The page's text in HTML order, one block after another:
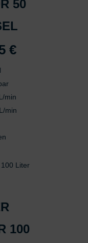
50
€
€Aktueller
min
min
100